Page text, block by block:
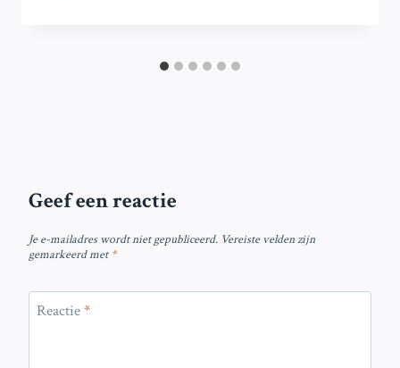
Geef een reactie
Je e-mailadres wordt niet gepubliceerd. Vereiste velden zijn
gemarkeerd met*
Reactie*